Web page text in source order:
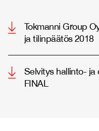
Tokmanni Group
ja tilinpäätös 2018
Selvitys hallinto- ja
FINAL